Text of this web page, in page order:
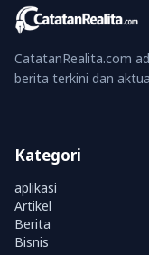
CatatanRealita.com
berita terkini dan
Kategori
aplikasi
Artikel
Berita
Bisnis